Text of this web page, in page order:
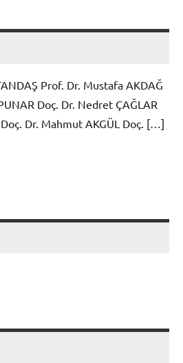
Prof. Dr. Mustafa AKDAĞ
Doç. Dr. Nedret ÇAĞLAR
Dr. Mahmut AKGÜL Doç. […]